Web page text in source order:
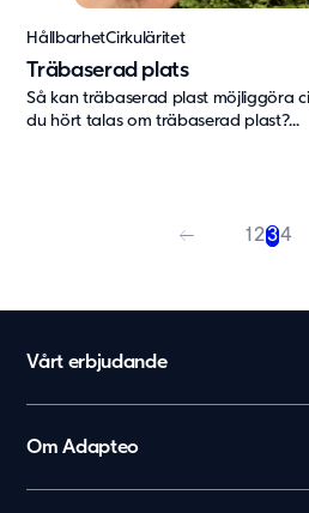
Träbaserad plats
HållbarhetCirkuläritet
Så kan träbaserad plast möjliggöra
du hört talas om träbaserad plast?...
1 234
Vårt erbjudande
Skola
Förskola
Om Adapteo
Kontakt